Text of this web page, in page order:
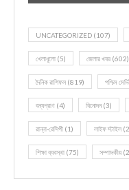
UNCATEGORIZED (107)
খেলাধূলো (5) জেলার খবর (602)
দৈনিক রাশিফল (819) পশ্চিম
বন্যপ্রাণ (4) বিনোদন(3)
রান্না-রেসিপী (1) লাইফ স্টাইল
শিক্ষা ব্যবস্থা (75) সম্পাদকীয়